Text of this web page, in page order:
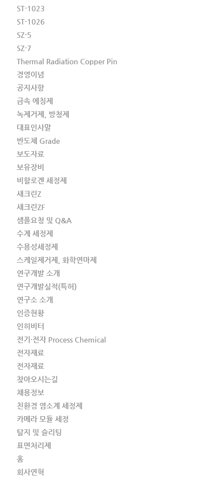
ST-1023
ST-1026
SZ-5
SZ-7
Thermal Radiation Copper Pin
경영이념
공지사항
금속 에칭제
녹제거제, 방청제
대표인사말
반도체 Grade
보도자료
보유장비
비할로겐 세정제
새크린Z
새크린ZF
샘플요청 및 Q&A
수계 세정제
수용성세정제
스케일제거제, 화학연마제
연구개발 소개
연구개발실적(특허)
연구소 소개
인증현황
인히비터
전기·전자 Process Chemical
전자재료
전자재료
찾아오시는길
채용정보
친환경 염소계 세정제
카메라 모듈 세정
탈지 및 슬리팅
표면처리제
홈
회사연혁